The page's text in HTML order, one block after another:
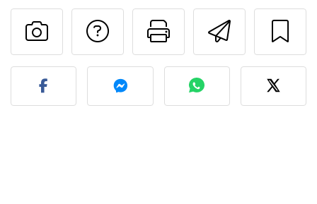
Imprimir
Preguntar al autor
Publicar la foto de esta